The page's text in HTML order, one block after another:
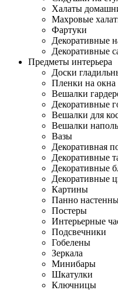
Халаты
Махровые
Фартуки
Декоративные
Декоративные
Предметы интерьера
Доски
Пленки на окна
Вешалки
Декоративные
Вешалки для
Вешалки
Вазы
Декоративная
Декоративные
Декоративные
Декоративные
Картины
Панно
Постеры
Интерьерные
Подсвечники
Гобелены
Зеркала
Минибары
Шкатулки
Ключницы